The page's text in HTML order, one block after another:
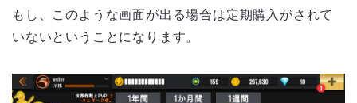
もし、このような画面が出る場合は定期購入がされて
いないということになります。